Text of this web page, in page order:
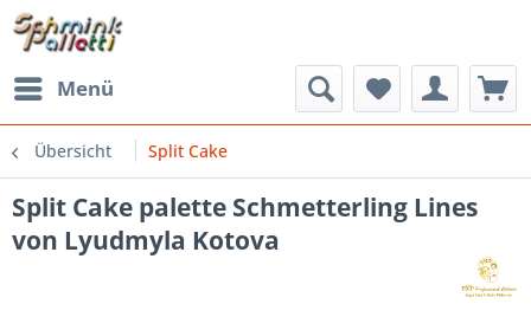
Menü
Übersicht Split Cake
Split Cake palette Schmetterling Lines
von Lyudmyla Kotova